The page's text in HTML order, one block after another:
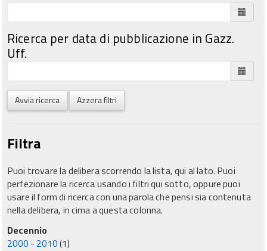
Ricerca per data di pubblicazione in Gazz.
Uff.
Avvia ricerca Azzera filtri
Filtra
Puoi trovare la delibera scorrendo la lista, qui al lato. Puoi
perfezionare la ricerca usando i filtri qui sotto, oppure puoi
usare il form di ricerca con una parola che pensi sia contenuta
nella delibera, in cima a questa colonna.
Decennio
2000 - 2010(1)